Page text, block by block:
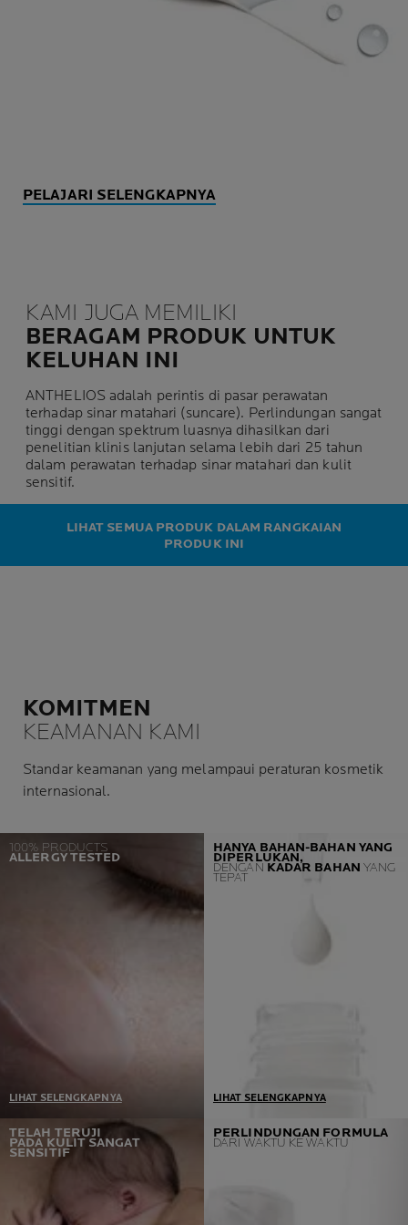
PELAJARI SELENGKAPNYA
KAMI JUGA MEMILIKI
BERAGAM PRODUK UNTUK
KELUHAN INI
ANTHELIOS adalah perintis di pasar perawatan
terhadap sinar matahari (suncare). Perlindungan sangat
tinggi dengan spektrum luasnya dihasilkan dari
penelitian klinis lanjutan selama lebih dari 25 tahun
dalam perawatan terhadap sinar matahari dan kulit
sensitif.
LIHAT SEMUA PRODUK DALAM RANGKAIAN
PRODUK INI
KOMITMEN
KEAMANAN KAMI
Standar keamanan yang melampaui peraturan kosmetik
internasional.
100% PRODUCTS
ALLERGY TESTED
LIHAT SELENGKAPNYA
Satu Prasyarat = Allergy
Tested
Jika terdeteksi satu kasus,
kami akan kembali ke lab
dan melakukan formulasi
ulang
HANYA BAHAN-BAHAN YANG
DIPERLUKAN,
DENGAN KADAR BAHAN YANG
TEPAT
LIHAT SELENGKAPNYA
Produk kami dikembangkan
bersama dengan ahli
TELAH TERUJI
PADA KULIT SANGAT
SENSITIF
PERLINDUNGAN FORMULA
DARI WAKTU KE WAKTU